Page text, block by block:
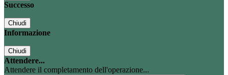
Successo
Chiudi
Informazione
Chiudi
Attendere...
Attendere il completamento dell'operazione...